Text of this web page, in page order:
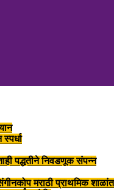
पद्धतीने निवडणूक संपन्न
मराठी प्राथमिक